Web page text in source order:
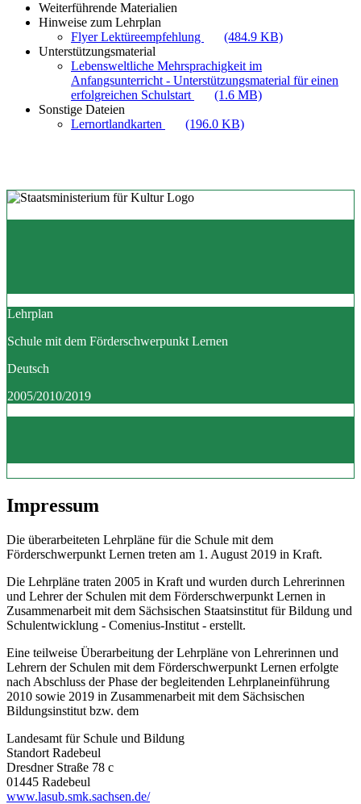
Weiterführende Materialien
Hinweise zum Lehrplan
Flyer Lektüreempfehlung
(484.9 KB)
Unterstützungsmaterial
Lebensweltliche Mehrsprachigkeit im
Anfangsunterricht - Unterstützungsmaterial für einen
erfolgreichen Schulstart
(1.6 MB)
Sonstige Dateien
Lernortlandkarten
(196.0 KB)
Lehrplan
Schule mit dem Förderschwerpunkt Lernen
Deutsch
2005/2010/2019
Impressum
Die überarbeiteten Lehrpläne für die Schule mit dem
Förderschwerpunkt Lernen treten am 1. August 2019 in Kraft.
Die Lehrpläne traten 2005 in Kraft und wurden durch Lehrerinnen
und Lehrer der Schulen mit dem Förderschwerpunkt Lernen in
Zusammenarbeit mit dem Sächsischen Staatsinstitut für Bildung und
Schulentwicklung - Comenius-Institut - erstellt.
Eine teilweise Überarbeitung der Lehrpläne von Lehrerinnen und
Lehrern der Schulen mit dem Förderschwerpunkt Lernen erfolgte
nach Abschluss der Phase der begleitenden Lehrplaneinführung
2010 sowie 2019 in Zusammenarbeit mit dem Sächsischen
Bildungsinstitut bzw. dem
Landesamt für Schule und Bildung
Standort Radebeul
Dresdner Straße 78 c
01445 Radebeul
www.lasub.smk.sachsen.de/